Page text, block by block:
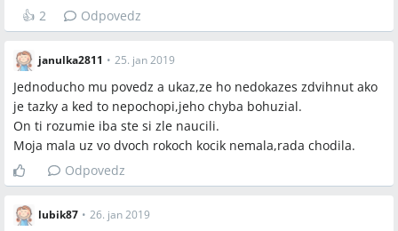
👍 2 Odpovedz
janulka2811 • 25. jan 2019
Jednoducho mu povedz a ukaz,ze ho nedokazes zdvihnut ako
je tazky a ked to nepochopi,jeho chyba bohuzial.
On ti rozumie iba ste si zle naucili.
Moja mala uz vo dvoch rokoch kocik nemala,rada chodila.
Odpovedz
lubik87 • 26. jan 2019